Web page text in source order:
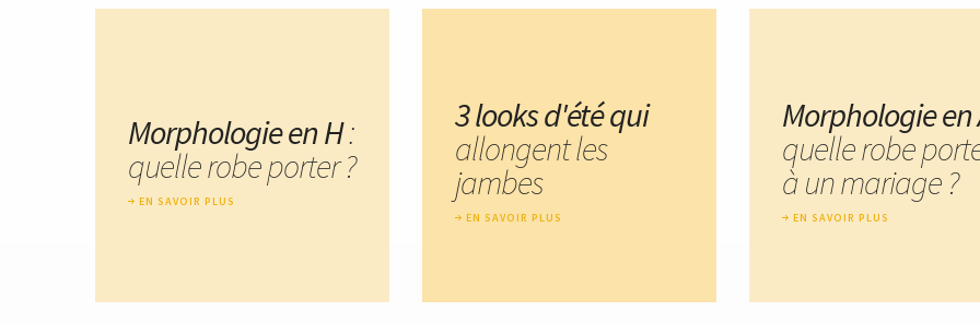
Morphologie en H:
quelle robe porter ?
EN SAVOIR PLUS
3 looks d'été qui
allongent les
jambes
EN SAVOIR PLUS
Morphologie en
quelle robe
à un mariage ?
EN SAVOIR PLUS